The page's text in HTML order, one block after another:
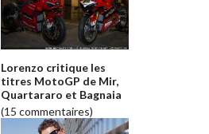
Lorenzo critique les
titres MotoGP de Mir,
Quartararo et Bagnaia
(15 commentaires)